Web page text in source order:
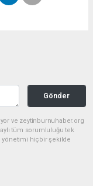
Gönder
ve zeytinburnuhaber.org
tüm sorumluluğu tek
yönetimi hiçbir şekilde